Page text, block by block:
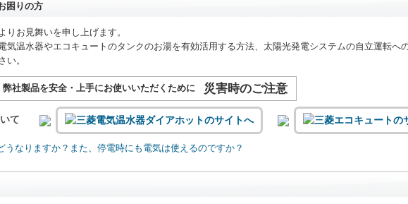
困りの方
お見舞いを申し上げます。
気温水器やエコキュートのタンクのお湯を有効活用する方法、太陽光発電システムの自立運転へ
い。
弊社製品を安全・上手にお使いいただくために 災害時のご注意
て
うなりますか？また、停電時にも電気は使えるのですか？